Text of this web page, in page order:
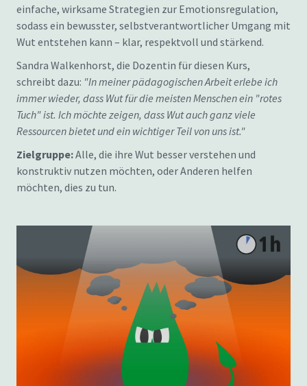
einfache, wirksame Strategien zur Emotionsregulation,
sodass ein bewusster, selbstverantwortlicher Umgang mit
Wut entstehen kann – klar, respektvoll und stärkend.
Sandra Walkenhorst, die Dozentin für diesen Kurs,
schreibt dazu: "In meiner pädagogischen Arbeit erlebe ich
immer wieder, dass Wut für die meisten Menschen ein "rotes
Tuch" ist. Ich möchte zeigen, dass Wut auch ganz viele
Ressourcen bietet und ein wichtiger Teil von uns ist."
Zielgruppe:Alle, die ihre Wut besser verstehen und
konstruktiv nutzen möchten, oder Anderen helfen
möchten, dies zu tun.